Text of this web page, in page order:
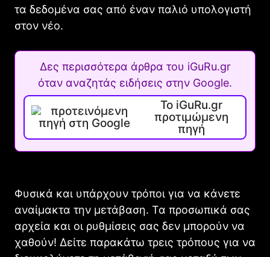
τα δεδομένα σας από έναν παλιό υπολογιστή
στον νέο.
Δες περισσότερα άρθρα του iGuRu.gr
όταν αναζητάς ειδήσεις στην Google.
Το iGuRu.gr
προτιμώμενη
πηγή
Φυσικά και υπάρχουν τρόποι για να κάνετε
αναίμακτα την μετάβαση. Τα προσωπικά σας
αρχεία και οι ρυθμίσεις σας δεν μπορούν να
χαθούν! Δείτε παρακάτω τρεις τρόπους για να